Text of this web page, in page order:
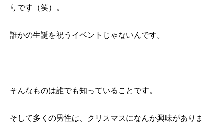
りです（笑）。
誰かの生誕を祝うイベントじゃないんです。
そんなものは誰でも知っていることです。
そして多くの男性は、クリスマスになんか興味がありま